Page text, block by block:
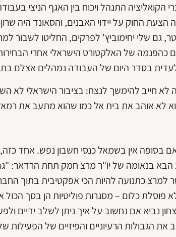
התנהל ויכוח בין האגף הניצי
החוק על יידוי האבנים, והסאונד היה שרון-
גם שלי יחימוביץ' לפרקים, החליטו לשבור
כהפנמה של האלקטורט הישראלי אחרי
בסדר היום של העבודה נמהלים אצלם
לא חייב להימשך לנצח: בציבור הישראלי לא
לא אוהב את בית אל כמו שהוא מתעב את
בסופה אין בשמאל כנסי חשבון נפש. אחד כזה,
הבא בנאומה של יו"ר מרצ חמק תחת הרדאר:
למרצ כתנועה להיות הכי אפקטיבית בתוך
פוסלת כלום – מסגרות פוליטיות הן בסך
נביא אם נחשוב על איך ניתן לשלב ידיים
הגבולות הרעיוניים והפיזיים של הפעילות